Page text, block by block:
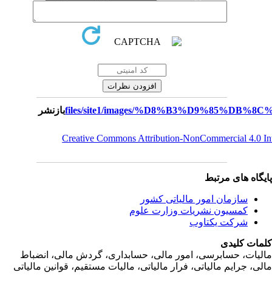
بازنشر
Creative Commons Attribution-NonCommercial 4.0
های مرتبط
سازمان امور مالياتی کشور
کمسیون نشریات وزارت علوم
شرکت یکتاوب
کلیدی
حسابرسی، امور مالی، حسابداری، گردش مالی، انضباط
جرايم مالياتی، فرار مالياتی، ماليات مستقيم، قوانين مالياتی